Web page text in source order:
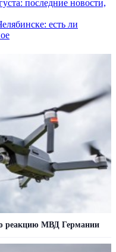
последние новости,
есть ли
реакцию МВД Германии